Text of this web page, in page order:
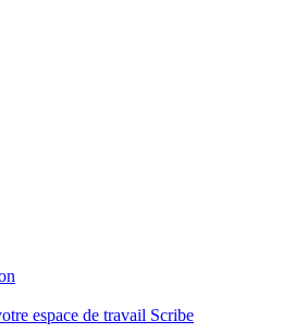
espace de travail Scribe